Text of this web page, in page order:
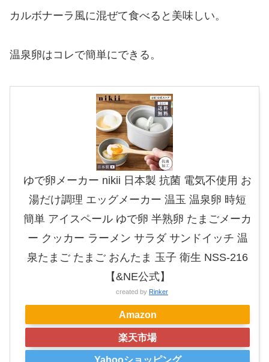
カルボナーラ風に混ぜて食べると美味しい。
温泉卵はコレで簡単にできる。
ゆで卵メーカー nikii 日本製 抗菌 電気不使用 お
湯だけ調理 エッグメーカー 温玉 温泉卵 時短
簡単 アイスペール ゆで卵 半熟卵 たまごメーカ
ー クッカー ラーメン サラダ サンドイッチ 温
泉たまご たまご おんたま 玉子 衛生 NSS-216
【&NE公式】
created by Rinker
Amazon
楽天市場
Yahooショッピング